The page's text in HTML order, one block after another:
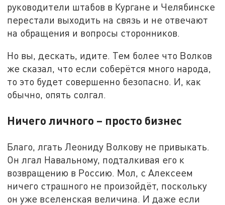
руководители штабов в Кургане и Челябинске
перестали выходить на связь и не отвечают
на обращения и вопросы сторонников.
Но вы, дескать, идите. Тем более что Волков
же сказал, что если соберётся много народа,
то это будет совершенно безопасно. И, как
обычно, опять солгал.
Ничего личного – просто бизнес
Благо, лгать Леониду Волкову не привыкать.
Он лгал Навальному, подталкивая его к
возвращению в Россию. Мол, с Алексеем
ничего страшного не произойдёт, поскольку
он уже вселенская величина. И даже если